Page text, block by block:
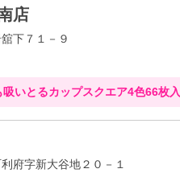
店
下７１－９
いとるカップスクエア4色66枚入
府字新大谷地２０－１